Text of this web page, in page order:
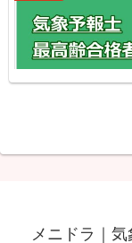
メニドラ｜